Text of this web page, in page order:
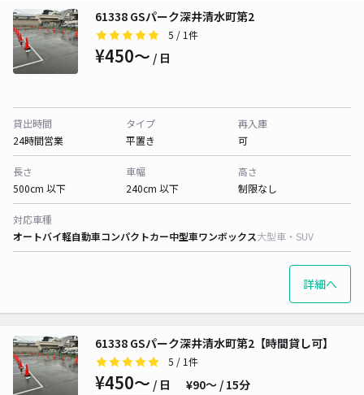
61338 GSパーク深井清水町第2
5 / 1件
¥450〜 / 日
貸出時間
24時間営業
タイプ
平置き
再入庫
可
長さ
500cm 以下
車幅
240cm 以下
高さ
制限なし
対応車種
オートバイ軽自動車コンパクトカー中型車ワンボックス大型車・SUV
詳細へ
61338 GSパーク深井清水町第2【時間貸し可】
5 / 1件
¥450〜 / 日 ¥90〜 / 15分